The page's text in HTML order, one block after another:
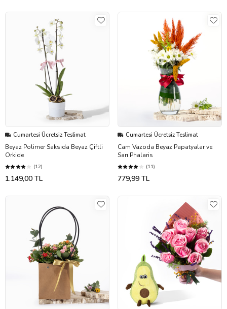
Cumartesi Ücretsiz Teslimat
Beyaz Polimer Saksıda Beyaz Çiftli
Orkide
(12)
1.149,00 TL
Cumartesi Ücretsiz Teslimat
Cam Vazoda Beyaz Papatyalar ve
Sarı Phalaris
(11)
779,99 TL